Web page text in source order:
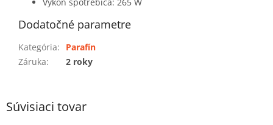
Súvisiaci tovar
Dodatočné parametre
Kategória:
Parafín
Záruka: 2 roky